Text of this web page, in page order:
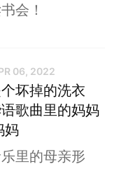
会！
06, 2022
坏掉的洗衣
歌曲里的妈妈
妈
里的母亲形